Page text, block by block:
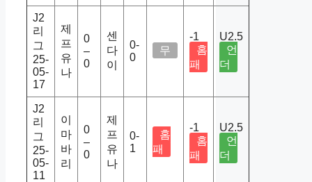
J2
리
그
25-
05-
17
제
프
유
나
0
–
0
센
다
이
0-
0
무
-1
홈
패
U2.5
언
더
J2
리
그
25-
05-
11
이
마
바
리
0
–
0
제
프
유
나
0-
1
홈
패
-1
홈
패
U2.5
언
더